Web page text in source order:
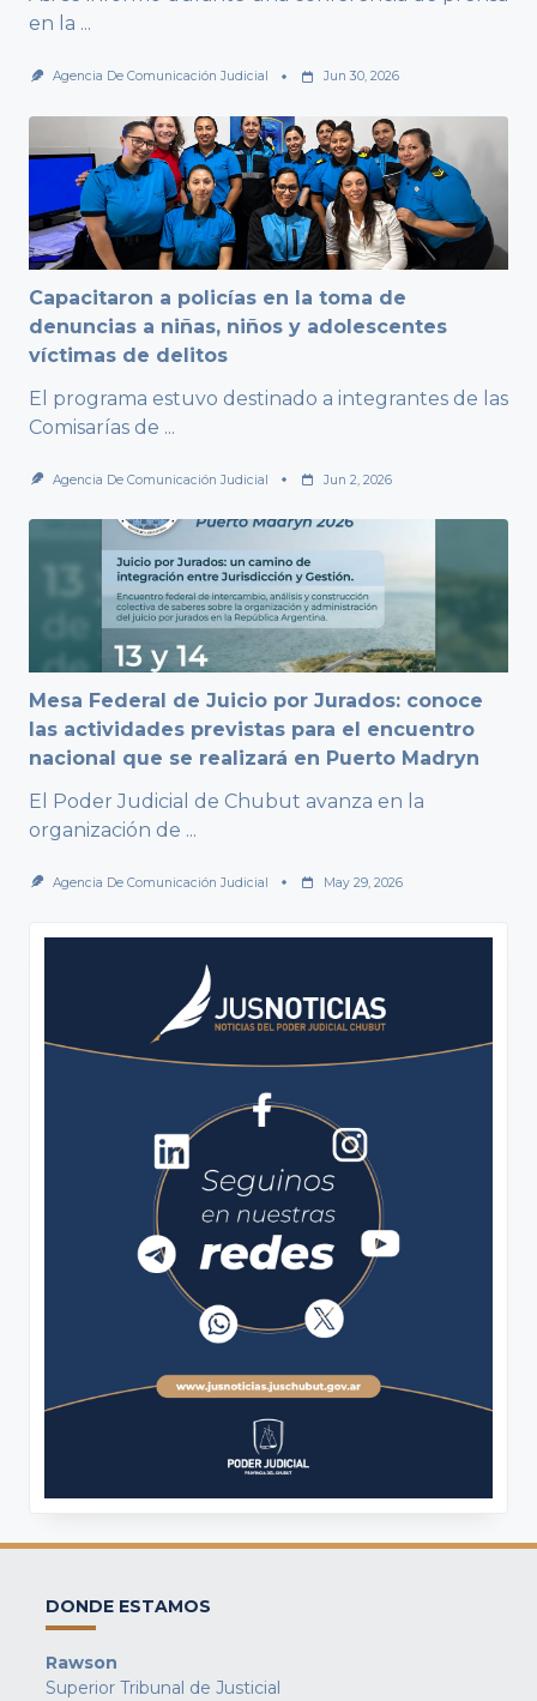
en la ...
Agencia De Comunicación Judicial Jun 30, 2026
Capacitaron a policías en la toma de
denuncias a niñas, niños y adolescentes
víctimas de delitos
El programa estuvo destinado a integrantes de las
Comisarías de ...
Agencia De Comunicación Judicial Jun 2, 2026
Mesa Federal de Juicio por Jurados: conoce
las actividades previstas para el encuentro
nacional que se realizará en Puerto Madryn
El Poder Judicial de Chubut avanza en la
organización de ...
Agencia De Comunicación Judicial May 29, 2026
DONDE ESTAMOS
Rawson
Superior Tribunal de Justicial